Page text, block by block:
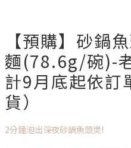
【預購】砂鍋
麵(78.6g/碗)-
計9月底起依訂
貨）
2分鐘泡出深夜砂鍋魚頭煲!